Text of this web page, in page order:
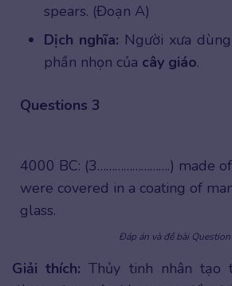
spears. (Đoạn A)
Dịch nghĩa: Người xưa dùng
phần nhọn của cây giáo.
Questions 3
4000 BC: (3…………………….) made
were covered in a coating of
glass.
Đáp án và đề bài
Giải thích: Thủy tinh nhân tạo